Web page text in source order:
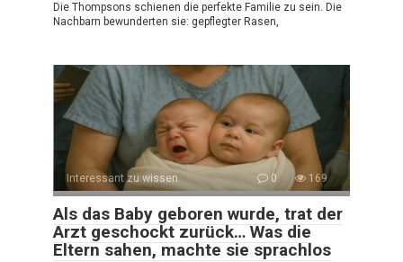
Die Thompsons schienen die perfekte Familie zu sein. Die
Nachbarn bewunderten sie: gepflegter Rasen,
Interessant zu wissen 0 169
Als das Baby geboren wurde, trat der
Arzt geschockt zurück… Was die
Eltern sahen, machte sie sprachlos